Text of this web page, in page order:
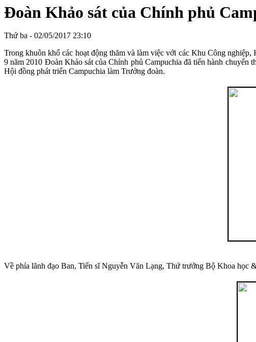
Đoàn Khảo sát của Chính phủ
Thứ ba - 02/05/2017 23:10
Trong khuôn khổ các hoạt động thăm và làm việc với các Khu Công
9 năm 2010 Đoàn Khảo sát của Chính phủ Campuchia đã tiến hành
Hội đồng phát triển Campuchia làm Trưởng đoàn.
Về phía lãnh đạo Ban, Tiến sĩ Nguyễn Văn Lạng, Thứ trưởng Bộ Khoa học